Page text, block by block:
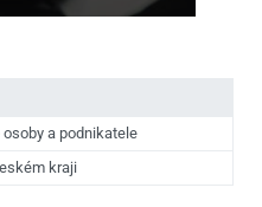
a podnikatele
kraji